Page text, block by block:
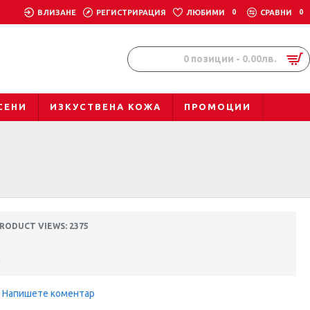
ВЛИЗАНЕ РЕГИСТРИРАЦИЯ ЛЮБИМИ 0 СРАВНИ 0
0 позиции - 0.00лв.
ИЗКУСТВЕНА КОЖА ПРОМОЦИИ
VIEWS: 2375
Напишете коментар